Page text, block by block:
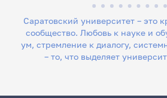
Саратовский университет – это
сообщество. Любовь к науке и
ум, стремление к диалогу, системность и трудолюбие
– то, что выделяет